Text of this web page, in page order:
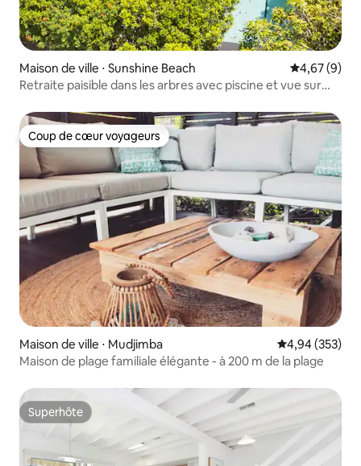
Maison de ville ⋅ Sunshine Beach Évaluation
4,67 (9)
Retraite paisible dans les arbres avec piscine et vue sur
Coup de cœur voyageurs
Coup de cœur voyageurs
Maison de ville ⋅ Mudjimba Évaluation
4,94 (353)
Maison de plage familiale élégante - à 200 m de la plage
Superhôte
Superhôte